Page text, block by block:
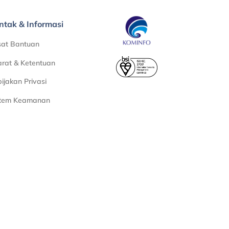
& Informasi
Bantuan
& Ketentuan
Privasi
Keamanan